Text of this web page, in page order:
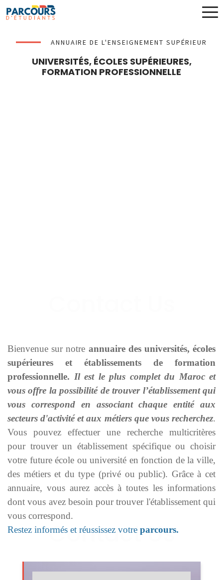
ANNUAIRE DE L'ENSEIGNEMENT SUPÉRIEUR
UNIVERSITÉS, ÉCOLES SUPÉRIEURES,
FORMATION PROFESSIONNELLE
Bienvenue sur notre annuaire des universités, écoles
supérieures et établissements de formation
professionnelle. Il est le plus complet du Maroc et
vous offre la possibilité de trouver l’établissement qui
vous correspond en associant chaque entité aux
secteurs d'activité et aux métiers que vous recherchez.
Vous pouvez effectuer une recherche multicritères
pour trouver un établissement spécifique ou choisir
votre future école ou université en fonction de la ville,
des métiers et du type (privé ou public). Grâce à cet
annuaire, vous aurez accès à toutes les informations
dont vous avez besoin pour trouver l'établissement qui
vous correspond.
Restez informés et réussissez votre parcours.